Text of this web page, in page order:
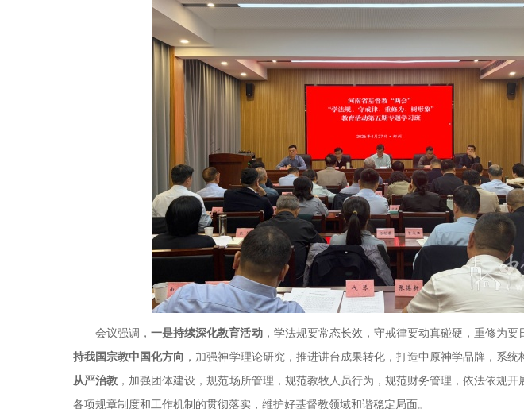
会议强调，一是持续深化教育活动，学法规要常态长效，守戒律要动真碰硬，重修为要
持我国宗教中国化方向 ，加强神学理论研究，推进讲台成果转化，打造中原神学品牌，系统
从严治教 ，加强团体建设，规范场所管理，规范教牧人员行为，规范财务管理，依法依规开
各项规章制度和工作机制的贯彻落实，维护好基督教领域和谐稳定局面。